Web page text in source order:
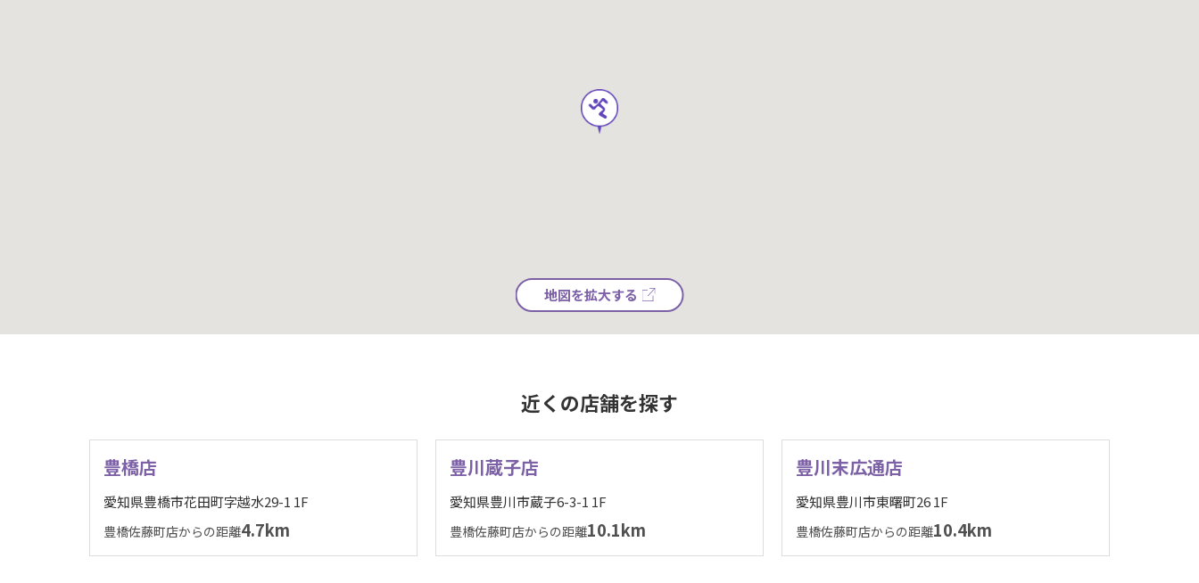
地図を拡大する
近くの店舗を探す
豊橋店
愛知県豊橋市花田町字越水29-1 1F
豊橋佐藤町店からの距離4.7km
豊川蔵子店
愛知県豊川市蔵子6-3-1 1F
豊橋佐藤町店からの距離10.1km
豊川末広通店
愛知県豊川市東曙町26 1F
豊橋佐藤町店からの距離10.4km